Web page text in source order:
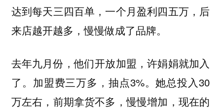
达到每天三四百单，一个月盈利四五万，后
来店越开越多，慢慢做成了品牌。
去年九月份，他们开放加盟，许娟娟就加入
了。加盟费三万多，抽点3%。她总投入30
万左右，前期拿货不多，慢慢增加，现在的